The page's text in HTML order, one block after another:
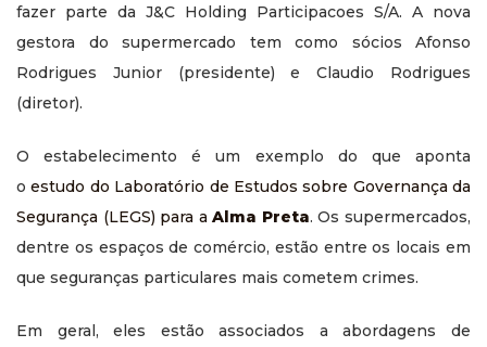
fazer parte da J&C Holding Participacoes S/A. A nova
gestora do supermercado tem como sócios Afonso
Rodrigues Junior (presidente) e Claudio Rodrigues
(diretor).
O estabelecimento é um exemplo do que aponta
oestudo do Laboratório de Estudos sobre Governança da
Segurança (LEGS) para aAlma Preta. Os supermercados,
dentre os espaços de comércio, estão entre os locais em
que seguranças particulares mais cometem crimes.
Em geral, eles estão associados a abordagens de